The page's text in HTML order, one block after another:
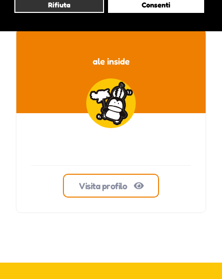
Rifiuta Consenti
Pubblicato da :
ale inside
Visita profilo